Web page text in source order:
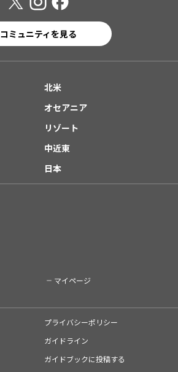
コミュニティを見る
北米
オセアニア
リゾート
中近東
日本
マイページ
プライバシーポリシー
ガイドライン
ガイドブックに投稿する